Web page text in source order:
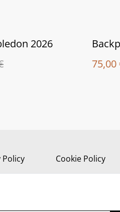
2026
%
75,00
Policy Cookie Policy